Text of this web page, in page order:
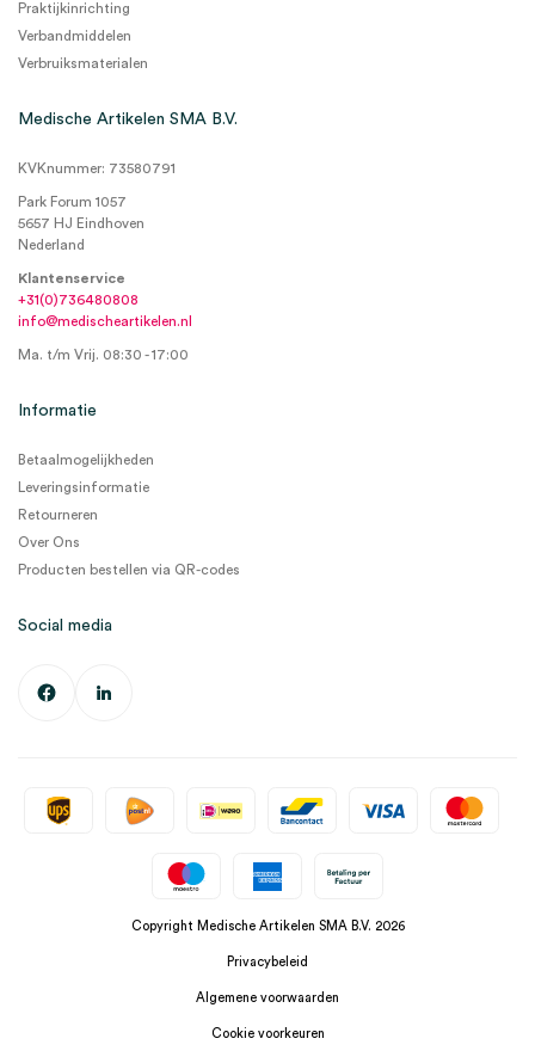
Praktijkinrichting
Verbandmiddelen
Verbruiksmaterialen
Medische Artikelen SMA B.V.
KVKnummer: 73580791
Park Forum 1057
5657 HJ Eindhoven
Nederland
Klantenservice
+31(0)736480808
info@medischeartikelen.nl
Ma. t/m Vrij. 08:30 - 17:00
Informatie
Betaalmogelijkheden
Leveringsinformatie
Retourneren
Over Ons
Producten bestellen via QR-codes
Social media
Copyright Medische Artikelen SMA B.V. 2026
Privacybeleid
Algemene voorwaarden
Cookie voorkeuren